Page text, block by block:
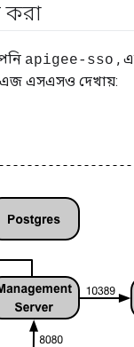
করা
apigee-sso ,
এজ এসএসও দেখায়: